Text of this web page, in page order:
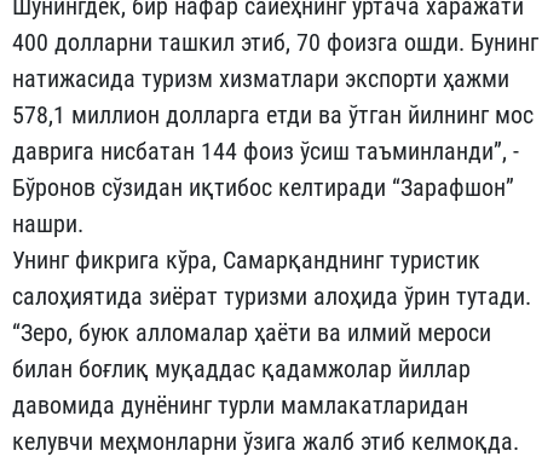
Шунингдек, бир нафар сайёҳнинг ўртача харажати
400 долларни ташкил этиб, 70 фоизга ошди. Бунинг
натижасида туризм хизматлари экспорти ҳажми
578,1 миллион долларга етди ва ўтган йилнинг мос
даврига нисбатан 144 фоиз ўсиш таъминланди”, -
Бўронов сўзидан иқтибос келтиради “Зарафшон”
нашри.
Унинг фикрига кўра, Самарқанднинг туристик
салоҳиятида зиёрат туризми алоҳида ўрин тутади.
“Зеро, буюк алломалар ҳаёти ва илмий мероси
билан боғлиқ муқаддас қадамжолар йиллар
давомида дунёнинг турли мамлакатларидан
келувчи меҳмонларни ўзига жалб этиб келмоқда.